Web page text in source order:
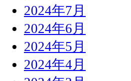
2024年7月
2024年6月
2024年5月
2024年4月